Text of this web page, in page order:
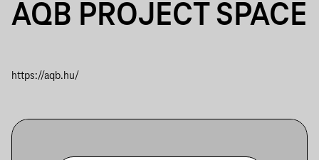
AQB PROJECT SPACE
https://aqb.hu/